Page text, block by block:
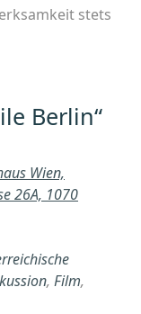
stets
Berlin“
Wien,
26A, 1070
, Film,